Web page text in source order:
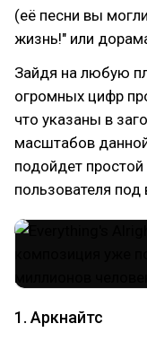
(её песни вы
жизнь!" или
Зайдя на любую
огромных цифр
что указаны в
масштабов
подойдет
пользователя под
1. Аркнайтс